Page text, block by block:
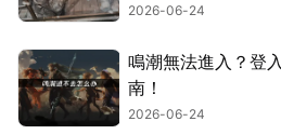
2026-06-24
鳴潮無法進入？登
南！
2026-06-24